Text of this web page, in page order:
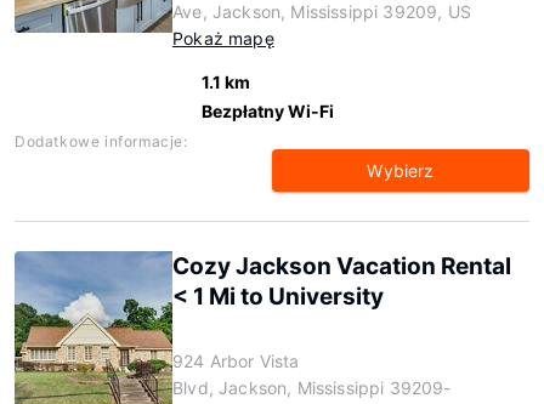
Ave, Jackson, Mississippi 39209, US
Pokaż mapę
1.1 km
Bezpłatny Wi-Fi
Dodatkowe informacje:
Wybierz
Cozy Jackson Vacation Rental
< 1 Mi to University
924 Arbor Vista
Blvd, Jackson, Mississippi 39209-